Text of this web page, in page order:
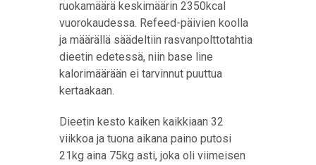
ruokamäärä keskimäärin 2350kcal
vuorokaudessa. Refeed-päivien koolla
ja määrällä säädeltiin rasvanpolttotahtia
dieetin edetessä, niin base line
kalorimäärään ei tarvinnut puuttua
kertaakaan.
Dieetin kesto kaiken kaikkiaan 32
viikkoa ja tuona aikana paino putosi
21kg aina 75kg asti, joka oli viimeisen